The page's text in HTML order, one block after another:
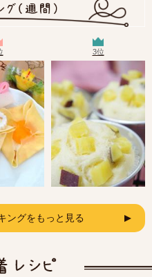
3位
ングをもっと見る